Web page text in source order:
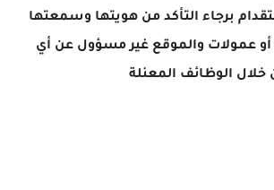
برجاء التأكد من هويتها وسمعتها
أو عمولات والموقع غير مسؤول عن أي
الوظائف المعنلة